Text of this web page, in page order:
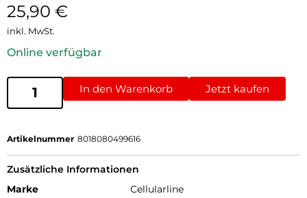
25,90 €
inkl. MwSt.
Online verfügbar
In den Warenkorb Jetzt kaufen
Artikelnummer 8018080499616
Zusätzliche Informationen
Marke
Cellularline